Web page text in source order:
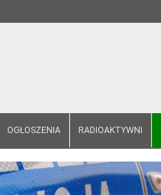
OGŁOSZENIA RADIOAKTYWNI